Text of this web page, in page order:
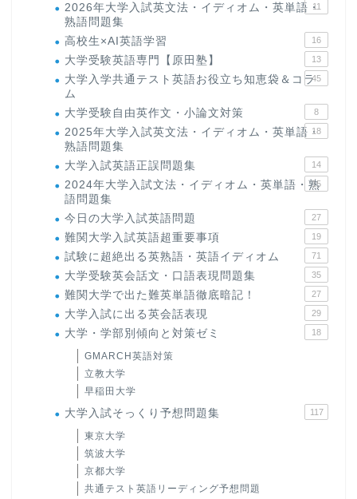
2026年大学入試英文法・イディオム・英単語・
熟語問題集
11
高校生×AI英語学習 16
大学受験英語専門【原田塾】 13
大学入学共通テスト英語お役立ち知恵袋＆コラ
ム
45
大学受験自由英作文・小論文対策 8
2025年大学入試英文法・イディオム・英単語・
熟語問題集
18
大学入試英語正誤問題集 14
2024年大学入試文法・イディオム・英単語・熟
語問題集
15
今日の大学入試英語問題 27
難関大学入試英語超重要事項 19
試験に超絶出る英熟語・英語イディオム 71
大学受験英会話文・口語表現問題集 35
難関大学で出た難英単語徹底暗記！ 27
大学入試に出る英会話表現 29
大学・学部別傾向と対策ゼミ 18
GMARCH英語対策
立教大学
早稲田大学
大学入試そっくり予想問題集 117
東京大学
筑波大学
京都大学
共通テスト英語リーディング予想問題